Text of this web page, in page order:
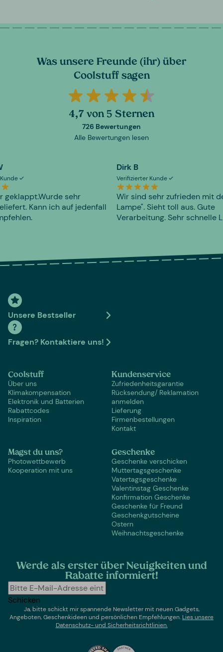
Was unsere Freunde (ihr) über
Coolstuff sagen
4,7 von 5 Sternen
726 Bewertungen
Alle Bewertungen lesen
geklappt.Wurde sehr
Kann ich auf jedenfall
Dirk B
Verifizierter Kunde
Wir sind sehr zufrieden mit
Lampe". Sieht toll aus. Gute
Verarbeitung. Sehr schnelle
Unsere Bestseller
Fragen? Kontaktiere uns!
Coolstuff
Über uns
Klimakompensation
Elektronik und Batterien
Rabattcodes
Inspiration
Kundenservice
Zufriedenheitsgarantie
Rücksendung/ Reklamation
anmelden
Lieferung
Firmenbestellungen
Kontakt
Magst du uns?
Photowettbewerb
Kooperation mit uns
Geschenke
Geschenke verschicken
Muttertagsgeschenke
Vatertagsgeschenke
Valentinstag Geschenke
Konfirmation Geschenke
Geschenke für Freund
Geschenkgutscheine
Ostern
Weihnachtsgeschenke
Werde als erster über Neuigkeiten und
Rabatte informiert!
Schicken
Ja, bitte schickt mir spannende Newsletter mit neuen Gadgets,
Angeboten, Geschenkideen und persönlichen Empfehlungen. Lies unsere
Datenschutz- und Sicherheitsrichtlinien.